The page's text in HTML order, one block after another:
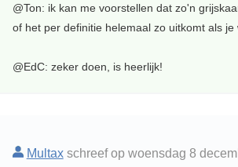
@Ton: ik kan me voorstellen dat zo'n
of het per definitie helemaal zo uitkomt als je
@EdC: zeker doen, is heerlijk!
Multaxschreef op woensdag 8